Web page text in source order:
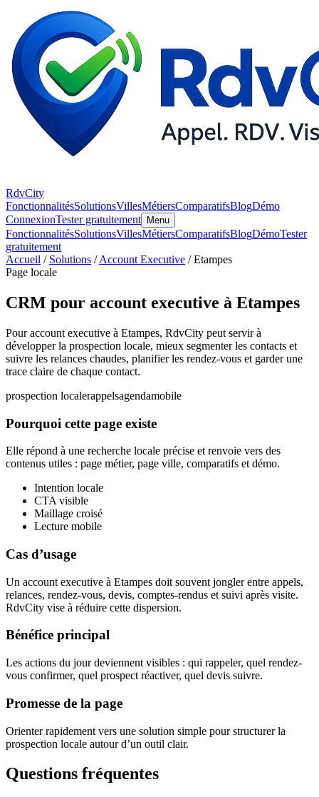
RdvCity
FonctionnalitésSolutionsVillesMétiersComparatifsBlogDémo
ConnexionTester gratuitement Menu
FonctionnalitésSolutionsVillesMétiersComparatifsBlogDémoTester
gratuitement
Accueil / Solutions /Account Executive / Etampes
Page locale
CRM pour account executive à Etampes
Pour account executive à Etampes, RdvCity peut servir à
développer la prospection locale, mieux segmenter les contacts et
suivre les relances chaudes, planifier les rendez-vous et garder une
trace claire de chaque contact.
prospection localerappelsagendamobile
Pourquoi cette page existe
Elle répond à une recherche locale précise et renvoie vers des
contenus utiles : page métier, page ville, comparatifs et démo.
Intention locale
CTA visible
Maillage croisé
Lecture mobile
Cas d’usage
Un account executive à Etampes doit souvent jongler entre appels,
relances, rendez-vous, devis, comptes-rendus et suivi après visite.
RdvCity vise à réduire cette dispersion.
Bénéfice principal
Les actions du jour deviennent visibles : qui rappeler, quel rendez-
vous confirmer, quel prospect réactiver, quel devis suivre.
Promesse de la page
Orienter rapidement vers une solution simple pour structurer la
prospection locale autour d’un outil clair.
Questions fréquentes